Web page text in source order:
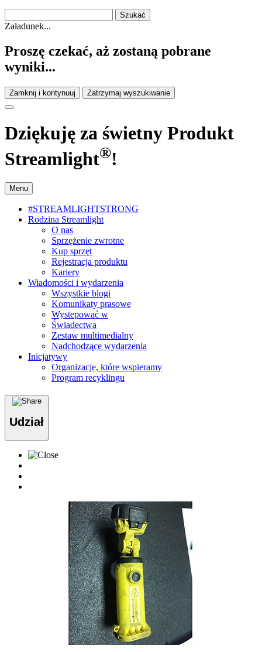
Załadunek...
Proszę czekać, aż zostaną pobrane
wyniki...
Zamknij i kontynuuj Zatrzymaj wyszukiwanie
Dziękuję za świetny Produkt
Streamlight®!
Menu
#STREAMLIGHTSTRONG
Rodzina Streamlight
O nas
Sprzężenie zwrotne
Kup sprzęt
Rejestracja produktu
Kariery
Wiadomości i wydarzenia
Wszystkie blogi
Komunikaty prasowe
Wystepować w
Świadectwa
Zestaw multimedialny
Nadchodzące wydarzenia
Inicjatywy
Organizacje, które wspieramy
Program recyklingu
Udział